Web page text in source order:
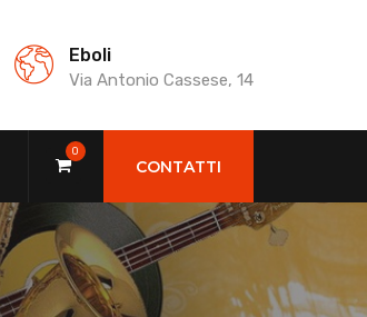
Eboli
Via Antonio Cassese, 14
CONTATTI
0